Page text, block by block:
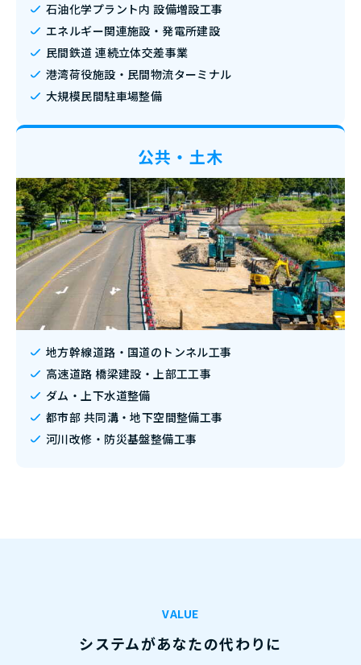
石油化学プラント内 設備増設工事
エネルギー関連施設・発電所建設
民間鉄道 連続立体交差事業
港湾荷役施設・民間物流ターミナル
大規模民間駐車場整備
公共・土木
地方幹線道路・国道のトンネル工事
高速道路 橋梁建設・上部工工事
ダム・上下水道整備
都市部 共同溝・地下空間整備工事
河川改修・防災基盤整備工事
VALUE
システムがあなたの代わりに